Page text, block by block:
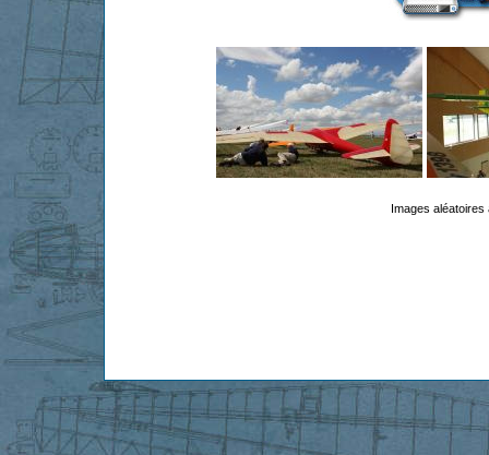
Images aléatoires